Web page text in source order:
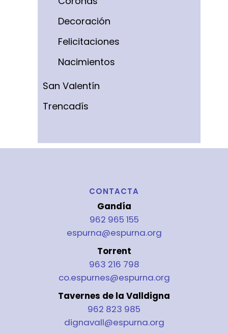
Decoración
Felicitaciones
Nacimientos
San Valentín
Trencadís
CONTACTA
Gandía
962 965 155
espurna@espurna.org
Torrent
963 216 798
co.espurnes@espurna.org
Tavernes de la Valldigna
962 823 985
dignavall@espurna.org